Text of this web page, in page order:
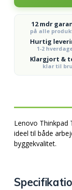
T14
antal12 mdr
på alle
Hurtig
1-2
Klargjort &
klar til
Lenovo Thinkpad
ideel til både
byggekvalitet.